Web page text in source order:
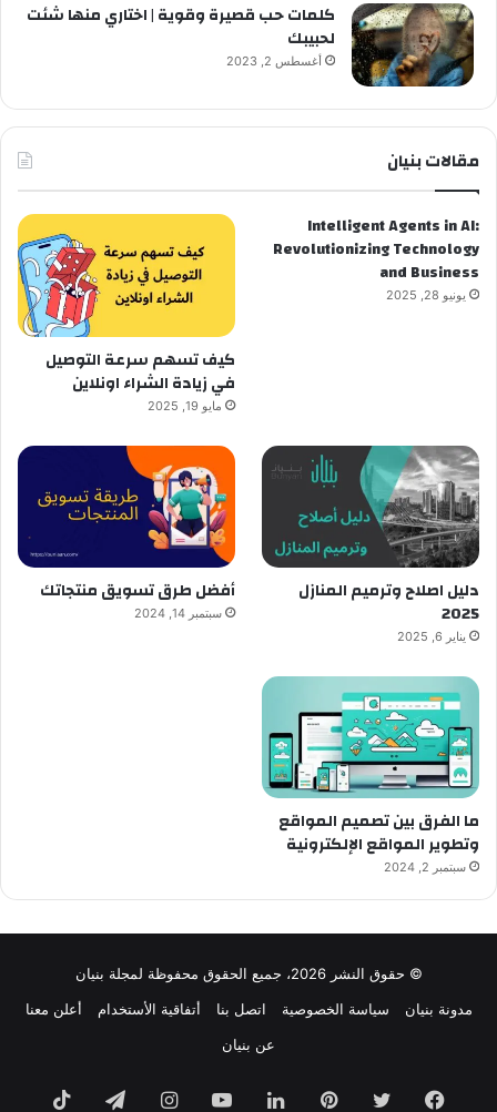
كلمات حب قصيرة وقوية | اختاري منها شئت
لحبيبك
أغسطس 2, 2023
مقالات بنيان
Intelligent Agents in AI:
Revolutionizing Technology
and Business
يونيو 28, 2025
كيف تسهم سرعة التوصيل
في زيادة الشراء اونلاين
مايو 19, 2025
دليل اصلاح وترميم المنازل
2025
يناير 6, 2025
أفضل طرق تسويق منتجاتك
سبتمبر 14, 2024
ما الفرق بين تصميم المواقع
وتطوير المواقع الإلكترونية
سبتمبر 2, 2024
© حقوق النشر 2026، جميع الحقوق محفوظة لمجلة بنيان
مدونة بنيان
سياسة الخصوصية اتصل بنا أتفاقية الأستخدام
أعلن معنا
عن بنيان
فيسبوك تويتر بينتيريستلينكدإنيوتيوبانستقرامتيلقرام